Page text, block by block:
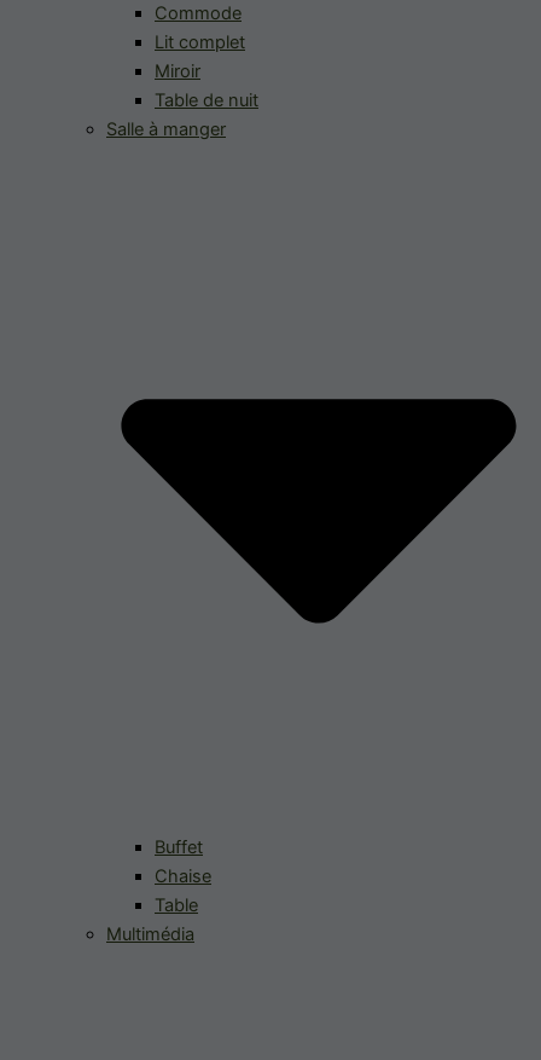
Commode
Lit complet
Miroir
Table de nuit
Salle à manger
Buffet
Chaise
Table
Multimédia